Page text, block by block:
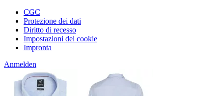
CGC
Protezione dei dati
Diritto di recesso
Impostazioni dei cookie
Impronta
Anmelden